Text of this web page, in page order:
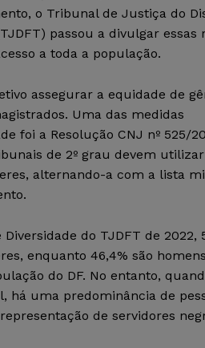
o Tribunal de Justiça do
passou a divulgar essas
a toda a população.
assegurar a equidade de
Uma das medidas
foi a Resolução CNJ nº 525/
de 2º grau devem
alternando-a com a lista
do TJDFT de 2022,
enquanto 46,4% são
do DF. No entanto,
há uma predominância de
de servidores